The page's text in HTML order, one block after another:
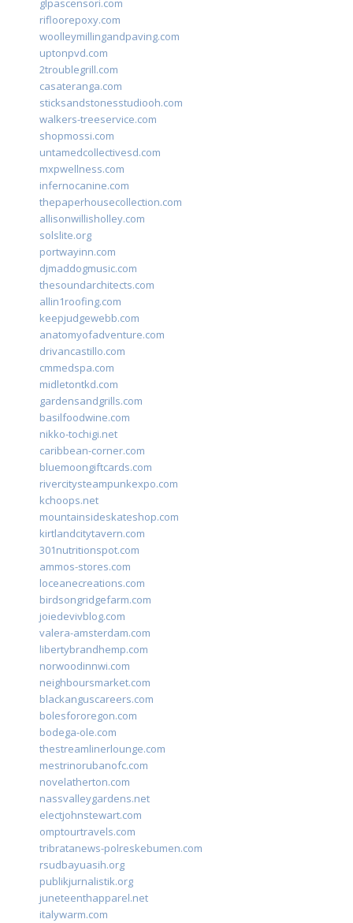
glpascensori.com
rifloorepoxy.com
woolleymillingandpaving.com
uptonpvd.com
2troublegrill.com
casateranga.com
sticksandstonesstudiooh.com
walkers-treeservice.com
shopmossi.com
untamedcollectivesd.com
mxpwellness.com
infernocanine.com
thepaperhousecollection.com
allisonwillisholley.com
solslite.org
portwayinn.com
djmaddogmusic.com
thesoundarchitects.com
allin1roofing.com
keepjudgewebb.com
anatomyofadventure.com
drivancastillo.com
cmmedspa.com
midletontkd.com
gardensandgrills.com
basilfoodwine.com
nikko-tochigi.net
caribbean-corner.com
bluemoongiftcards.com
rivercitysteampunkexpo.com
kchoops.net
mountainsideskateshop.com
kirtlandcitytavern.com
301nutritionspot.com
ammos-stores.com
loceanecreations.com
birdsongridgefarm.com
joiedevivblog.com
valera-amsterdam.com
libertybrandhemp.com
norwoodinnwi.com
neighboursmarket.com
blackanguscareers.com
bolesfororegon.com
bodega-ole.com
thestreamlinerlounge.com
mestrinorubanofc.com
novelatherton.com
nassvalleygardens.net
electjohnstewart.com
omptourtravels.com
tribratanews-polreskebumen.com
rsudbayuasih.org
publikjurnalistik.org
juneteenthapparel.net
italywarm.com